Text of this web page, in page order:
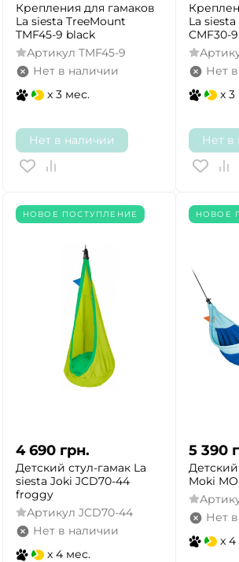
Крепления для гамаков
La siesta TreeMount
TMF45-9 black
Артикул TMF45-9
Нет в наличии
x 3 мес.
Нет в наличии
La
CMF30-
Нет
x 3
Нет в
НОВОЕ ПОСТУПЛЕНИЕ
4 690 грн.
Детский стул-гамак La
siesta Joki JCD70-44
froggy
Артикул JCD70-44
Нет в наличии
x 4 мес.
НОВОЕ
5 390
Детский
Moki
Нет
x 4